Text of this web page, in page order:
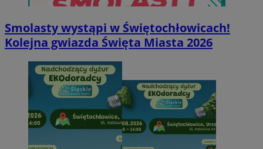
Smolasty wystąpi w Świętochłowicach!
Kolejna gwiazda Święta Miasta 2026